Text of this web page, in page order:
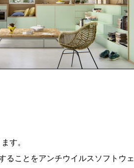
す。
ることをアンチウイルスソフトウェ